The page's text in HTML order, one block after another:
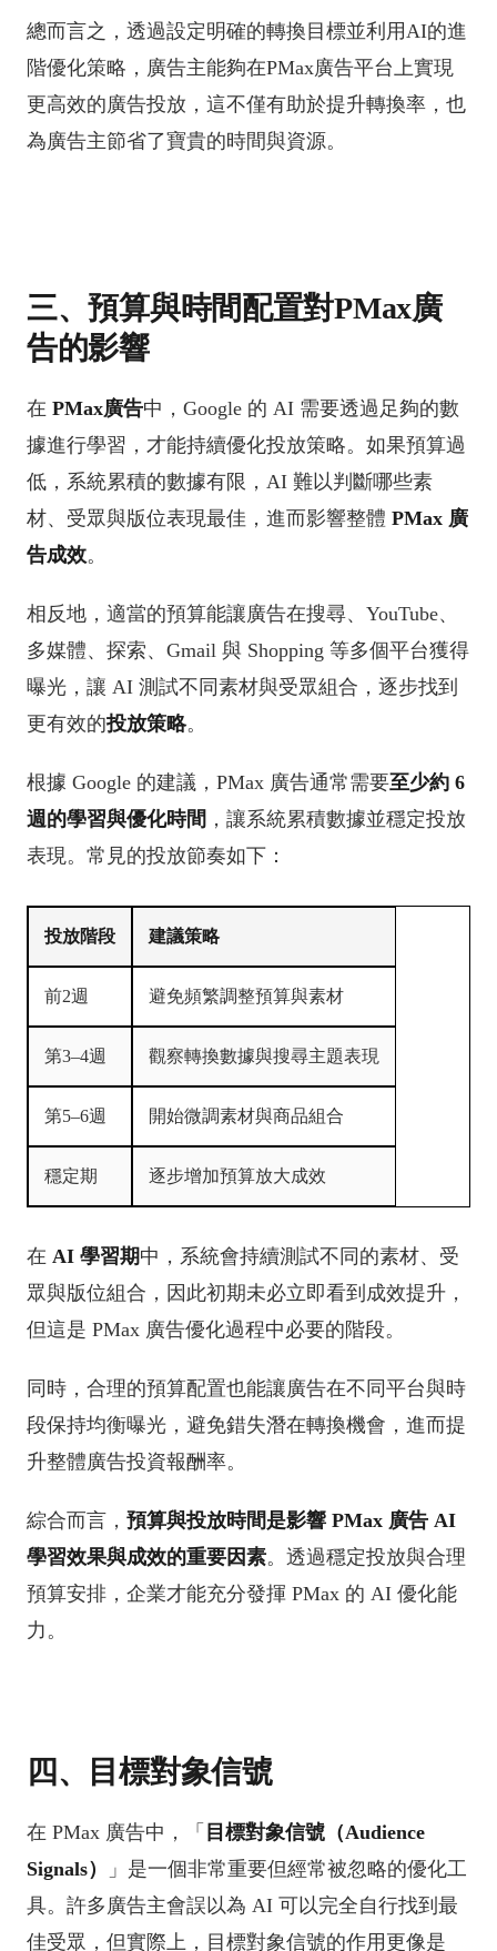
總而言之，透過設定明確的轉換目標並利用AI的進
階優化策略，廣告主能夠在PMax廣告平台上實現
更高效的廣告投放，這不僅有助於提升轉換率，也
為廣告主節省了寶貴的時間與資源。
三、預算與時間配置對PMax廣
告的影響
在 PMax廣告中，Google 的 AI 需要透過足夠的數
據進行學習，才能持續優化投放策略。如果預算過
低，系統累積的數據有限，AI 難以判斷哪些素
材、受眾與版位表現最佳，進而影響整體 PMax 廣
告成效。
相反地，適當的預算能讓廣告在搜尋、YouTube、
多媒體、探索、Gmail 與 Shopping 等多個平台獲得
曝光，讓 AI 測試不同素材與受眾組合，逐步找到
更有效的投放策略。
根據 Google 的建議，PMax 廣告通常需要至少約 6
週的學習與優化時間 ，讓系統累積數據並穩定投放
表現。常見的投放節奏如下：
投放階段 建議策略
前2週 避免頻繁調整預算與素材
第3–4週 觀察轉換數據與搜尋主題表現
第5–6週 開始微調素材與商品組合
穩定期 逐步增加預算放大成效
在 AI 學習期中，系統會持續測試不同的素材、受
眾與版位組合，因此初期未必立即看到成效提升，
但這是 PMax 廣告優化過程中必要的階段。
同時，合理的預算配置也能讓廣告在不同平台與時
段保持均衡曝光，避免錯失潛在轉換機會，進而提
升整體廣告投資報酬率。
綜合而言， 預算與投放時間是影響 PMax 廣告 AI
學習效果與成效的重要因素。透過穩定投放與合理
預算安排，企業才能充分發揮 PMax 的 AI 優化能
力。
四、目標對象信號
在 PMax 廣告中，「 目標對象信號（Audience
Signals）
」是一個非常重要但經常被忽略的優化工
具。許多廣告主會誤以為 AI 可以完全自行找到最
佳受眾，但實際上，目標對象信號的作用更像是